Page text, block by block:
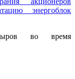
во время